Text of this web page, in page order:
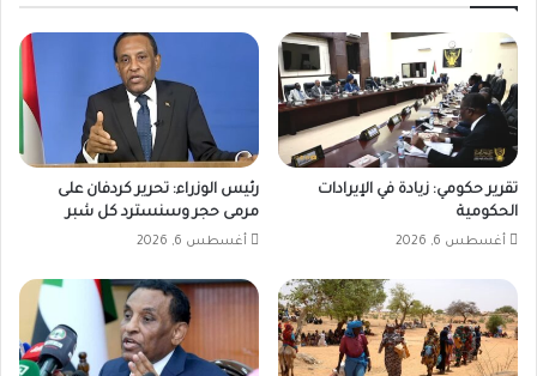
تقرير حكومي: زيادة في الإيرادات
الحكومية
أغسطس 6, 2026
رئيس الوزراء: تحرير كردفان على
مرمى حجر وسنسترد كل شبر
أغسطس 6, 2026